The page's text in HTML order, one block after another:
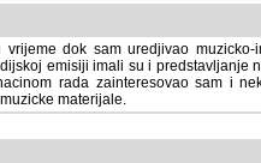
dok sam uredjivao muzicko-
emisiji imali su i predstavljanje
rada zainteresovao sam i
materijale.